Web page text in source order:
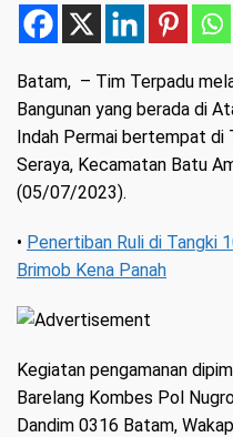
Batam, – Tim Terpadu
Bangunan yang berada di
Indah Permai bertempat di
Seraya, Kecamatan Batu
(05/07/2023).
• Penertiban Ruli di Tangki
Brimob Kena Panah
Kegiatan pengamanan
Barelang Kombes Pol
Dandim 0316 Batam,